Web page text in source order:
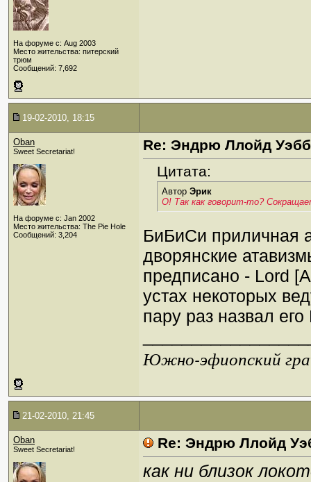
На форуме с: Aug 2003
Место жительства: питерский
трюм
Сообщений: 7,692
19-02-2010, 18:15
Oban
Sweet Secretariat!
На форуме с: Jan 2002
Место жительства: The Pie Hole
Сообщений: 3,204
Re: Эндрю Ллойд
Цитата:
Автор Эрик
О! Так как говорит-то?
БиБиСи приличная
дворянские
предписано - Lord
устах некоторых
пару раз назвал
Южно-эфиопский
21-02-2010, 21:45
Oban
Sweet Secretariat! Re: Эндрю Ллойд
как ни близок